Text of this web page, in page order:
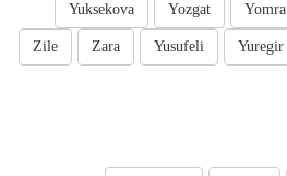
Yomra
Yozgat
Yuksekova
Yuregir
Yusufeli
Zara
Zile